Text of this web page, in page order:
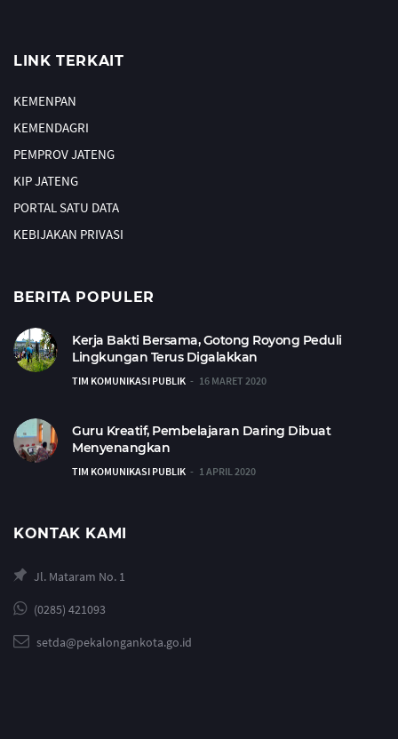
LINK TERKAIT
KEMENPAN
KEMENDAGRI
PEMPROV JATENG
KIP JATENG
PORTAL SATU DATA
KEBIJAKAN PRIVASI
BERITA POPULER
Kerja Bakti Bersama, Gotong Royong Peduli
Lingkungan Terus Digalakkan
TIM KOMUNIKASI PUBLIK 16 MARET 2020
Guru Kreatif, Pembelajaran Daring Dibuat
Menyenangkan
TIM KOMUNIKASI PUBLIK 1 APRIL 2020
KONTAK KAMI
Jl. Mataram No. 1
(0285) 421093
setda@pekalongankota.go.id